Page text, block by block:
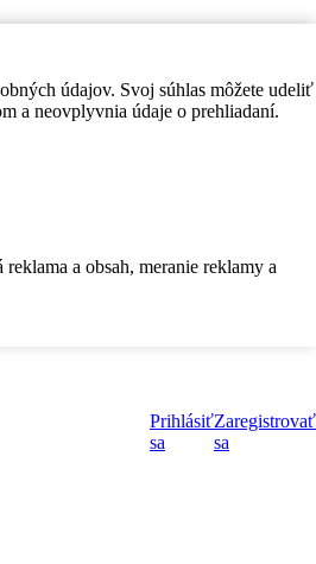
údajov. Svoj súhlas môžete udeliť
a neovplyvnia údaje o prehliadaní.
a obsah, meranie reklamy a
Prihlásiť
sa
Zaregistrovať
sa